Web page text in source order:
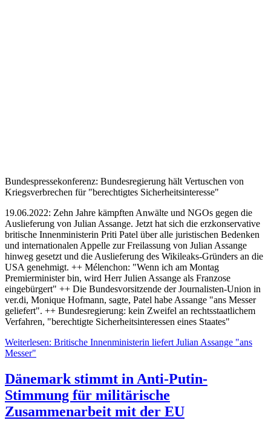
Bundespressekonferenz: Bundesregierung hält Vertuschen von
Kriegsverbrechen für "berechtigtes Sicherheitsinteresse"
19.06.2022: Zehn Jahre kämpften Anwälte und NGOs gegen die
Auslieferung von Julian Assange. Jetzt hat sich die erzkonservative
britische Innenministerin Priti Patel über alle juristischen Bedenken
und internationalen Appelle zur Freilassung von Julian Assange
hinweg gesetzt und die Auslieferung des Wikileaks-Gründers an die
USA genehmigt. ++ Mélenchon: "Wenn ich am Montag
Premierminister bin, wird Herr Julien Assange als Franzose
eingebürgert" ++ Die Bundesvorsitzende der Journalisten-Union in
ver.di, Monique Hofmann, sagte, Patel habe Assange "ans Messer
geliefert". ++ Bundesregierung: kein Zweifel an rechtsstaatlichem
Verfahren, "berechtigte Sicherheitsinteressen eines Staates"
Weiterlesen: Britische Innenministerin liefert Julian Assange "ans
Messer"
Dänemark stimmt in Anti-Putin-
Stimmung für militärische
Zusammenarbeit mit der EU